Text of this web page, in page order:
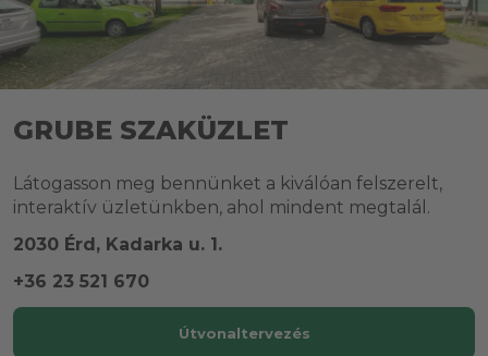
GRUBE SZAKÜZLET
Látogasson meg bennünket a kiválóan felszerelt,
interaktív üzletünkben, ahol mindent megtalál.
2030 Érd, Kadarka u. 1.
+36 23 521 670
Útvonaltervezés